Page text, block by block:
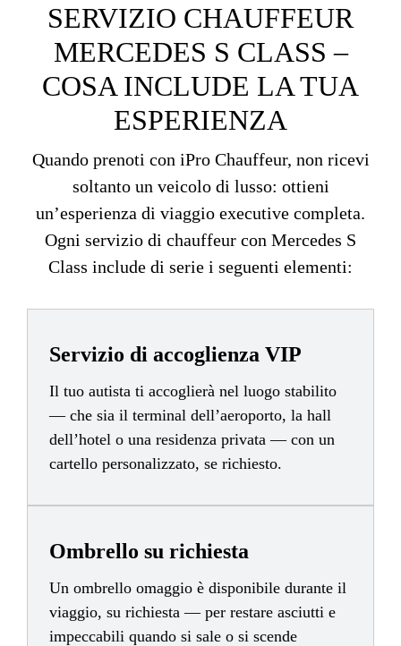
SERVIZIO CHAUFFEUR
MERCEDES S CLASS –
COSA INCLUDE LA TUA
ESPERIENZA
Quando prenoti con iPro Chauffeur, non ricevi
soltanto un veicolo di lusso: ottieni
un’esperienza di viaggio executive completa.
Ogni servizio di chauffeur con Mercedes S
Class include di serie i seguenti elementi:
Servizio di accoglienza VIP
Il tuo autista ti accoglierà nel luogo stabilito
— che sia il terminal dell’aeroporto, la hall
dell’hotel o una residenza privata — con un
cartello personalizzato, se richiesto.
Ombrello su richiesta
Un ombrello omaggio è disponibile durante il
viaggio, su richiesta — per restare asciutti e
impeccabili quando si sale o si scende